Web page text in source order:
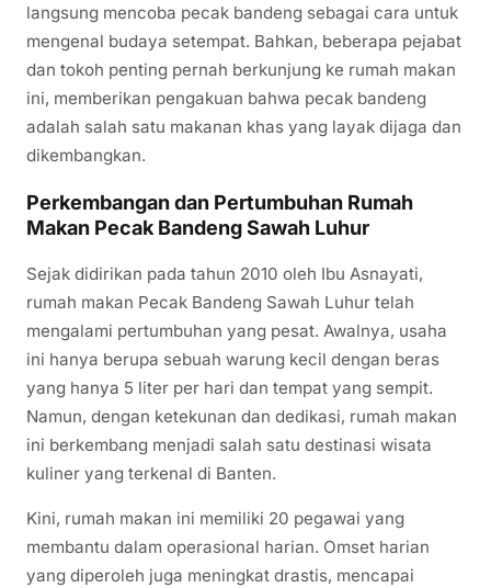
langsung mencoba pecak bandeng sebagai cara untuk
mengenal budaya setempat. Bahkan, beberapa pejabat
dan tokoh penting pernah berkunjung ke rumah makan
ini, memberikan pengakuan bahwa pecak bandeng
adalah salah satu makanan khas yang layak dijaga dan
dikembangkan.
Perkembangan dan Pertumbuhan Rumah
Makan Pecak Bandeng Sawah Luhur
Sejak didirikan pada tahun 2010 oleh Ibu Asnayati,
rumah makan Pecak Bandeng Sawah Luhur telah
mengalami pertumbuhan yang pesat. Awalnya, usaha
ini hanya berupa sebuah warung kecil dengan beras
yang hanya 5 liter per hari dan tempat yang sempit.
Namun, dengan ketekunan dan dedikasi, rumah makan
ini berkembang menjadi salah satu destinasi wisata
kuliner yang terkenal di Banten.
Kini, rumah makan ini memiliki 20 pegawai yang
membantu dalam operasional harian. Omset harian
yang diperoleh juga meningkat drastis, mencapai